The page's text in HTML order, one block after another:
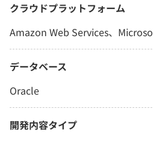
クラウドプラットフォーム
Amazon Web Services、
データベース
Oracle
開発内容タイプ